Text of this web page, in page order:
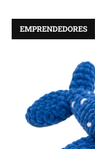
EMPRENDEDORES